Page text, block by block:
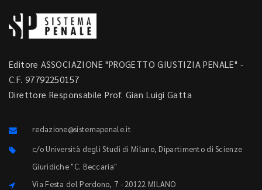
Editore ASSOCIAZIONE "PROGETTO GIUSTIZIA PENALE" -
C.F. 97792250157
Direttore Responsabile Prof. Gian Luigi Gatta
redazione@sistemapenale.it
c/o Università degli Studi di Milano, Dipartimento di Scienze
Giuridiche "C. Beccaria"
Via Festa del Perdono, 7 - 20122 MILANO